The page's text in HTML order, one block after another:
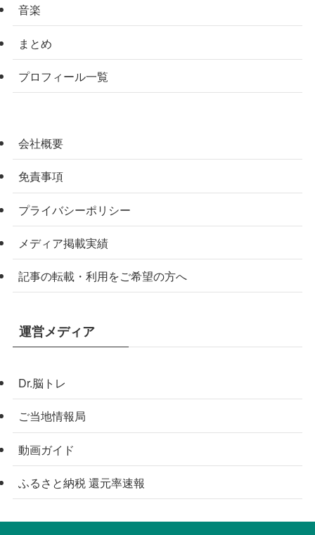
音楽
まとめ
プロフィール一覧
会社概要
免責事項
プライバシーポリシー
メディア掲載実績
記事の転載・利用をご希望の方へ
運営メディア
Dr.脳トレ
ご当地情報局
動画ガイド
ふるさと納税 還元率速報